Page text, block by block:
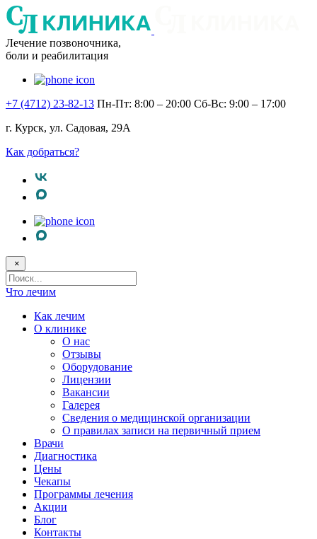
Лечение позвоночника,
боли и реабилитация
+7 (4712) 23-82-13 Пн-Пт: 8:00 – 20:00 Сб-Вс: 9:00 – 17:00
г. Курск, ул. Садовая, 29А
Как добраться?
×
Поисковый
запрос
Что лечим
Как лечим
О клинике
О нас
Отзывы
Оборудование
Лицензии
Вакансии
Галерея
Сведения о медицинской организации
О правилах записи на первичный прием
Врачи
Диагностика
Цены
Чекапы
Программы лечения
Акции
Блог
Контакты